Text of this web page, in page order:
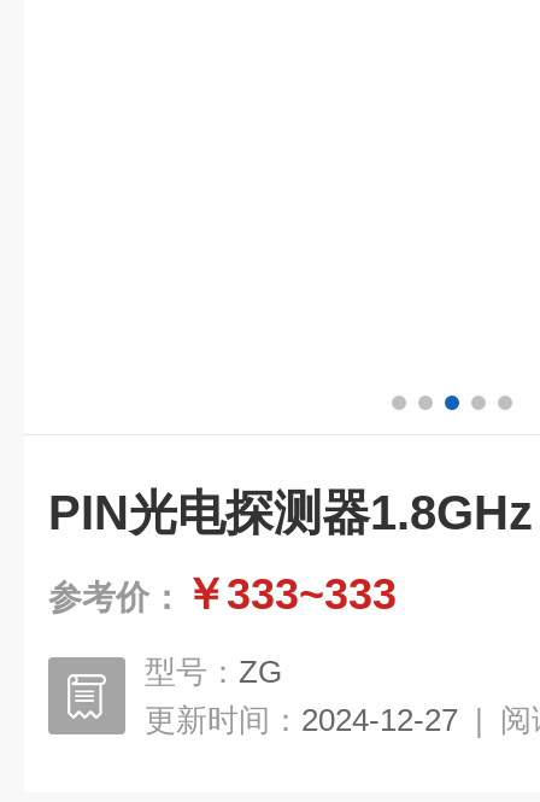
PIN光电探测器1.8GHz
参考价： ￥333~333
型号： ZG
更新时间： 2024-12-27 | 阅